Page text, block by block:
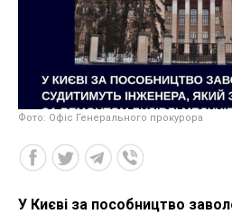
Фото: Офіс Генерального прокурора
У Києві за пособництво